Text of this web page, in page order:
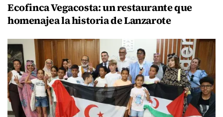
Ecofinca Vegacosta: un restaurante que
homenajea la historia de Lanzarote